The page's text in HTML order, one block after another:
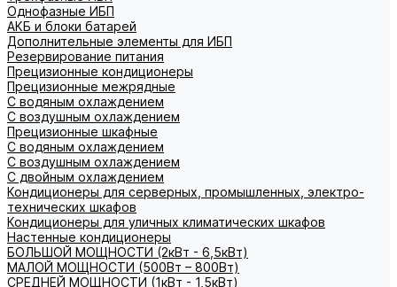
Однофазные ИБП
АКБ и блоки батарей
Дополнительные элементы для ИБП
Резервирование питания
Прецизионные кондиционеры
Прецизионные межрядные
С водяным охлаждением
С воздушным охлаждением
Прецизионные шкафные
С водяным охлаждением
С воздушным охлаждением
С двойным охлаждением
Кондиционеры для серверных, промышленных, электро-
технических шкафов
Кондиционеры для уличных климатических шкафов
Настенные кондиционеры
БОЛЬШОЙ МОЩНОСТИ (2кВт - 6,5кВт)
МАЛОЙ МОЩНОСТИ (500Вт – 800Вт)
СРЕДНЕЙ МОЩНОСТИ (1кВт - 1,5кВт)